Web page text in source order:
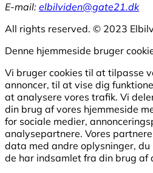
E-mail: elbilviden@gate21.dk
All rights reserved. © 2023
Denne hjemmeside bruger
Vi bruger cookies til at tilpasse
annoncer, til at vise dig
at analysere vores trafik. Vi
din brug af vores hjemmeside
for sociale medier,
analysepartnere. Vores
data med andre oplysninger,
de har indsamlet fra din brug af